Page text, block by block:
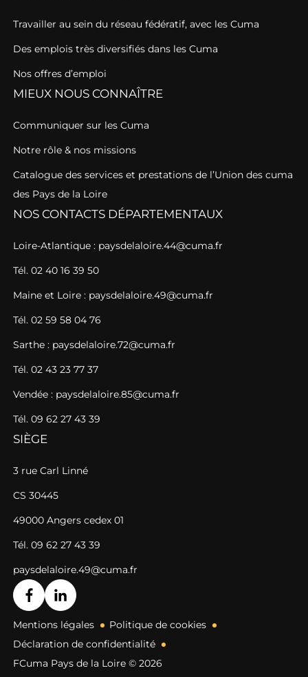
Travailler au sein du réseau fédératif, avec les Cuma
Des emplois très diversifiés dans les Cuma
Nos offres d’emploi
MIEUX NOUS CONNAÎTRE
Communiquer sur les Cuma
Notre rôle & nos missions
Catalogue des services et prestations de l’Union des cuma
des Pays de la Loire
NOS CONTACTS DÉPARTEMENTAUX
Loire-Atlantique : paysdelaloire.44@cuma.fr
Tél. 02 40 16 39 50
Maine et Loire : paysdelaloire.49@cuma.fr
Tél. 02 59 58 04 76
Sarthe : paysdelaloire.72@cuma.fr
Tél. 02 43 23 77 37
Vendée : paysdelaloire.85@cuma.fr
Tél. 09 62 27 43 39
SIÈGE
3 rue Carl Linné
CS 30445
49000 Angers cedex 01
Tél. 09 62 27 43 39
paysdelaloire.49@cuma.fr
Mentions légales
Politique de cookies
Déclaration de confidentialité
FCuma Pays de la Loire © 2026